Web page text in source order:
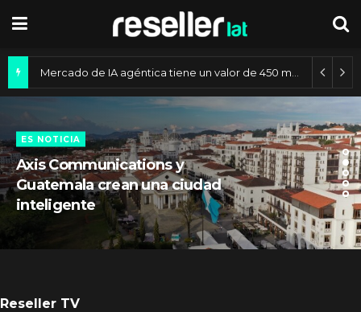
ES NOTICIA
Axis Communications y
Guatemala crean una ciudad
inteligente
Reseller TV